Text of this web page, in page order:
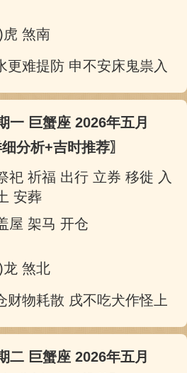
煞南
更难提防 申不安床鬼祟入房
一 巨蟹座 2026年五月
细分析+吉时推荐〗
祀 祈福 出行 立券 移徙 入
安葬
屋 架马 开仓
煞北
财物耗散 戌不吃犬作怪上床
二 巨蟹座 2026年五月